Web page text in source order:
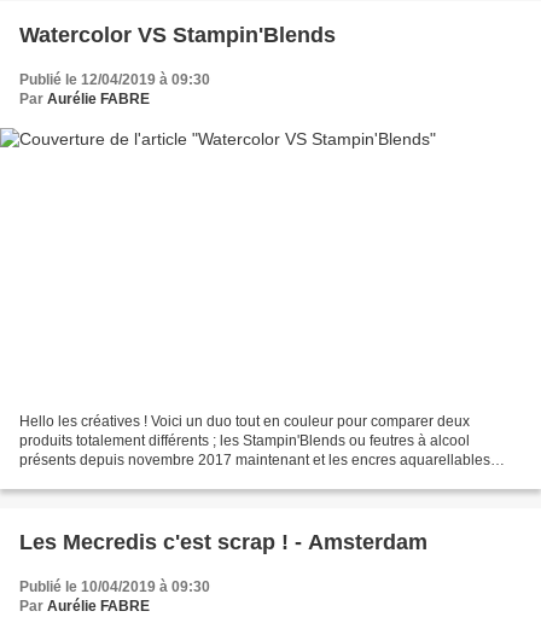
Watercolor VS Stampin'Blends
Publié le 12/04/2019 à 09:30
Par Aurélie FABRE
Hello les créatives ! Voici un duo tout en couleur pour comparer deux
produits totalement différents ; les Stampin'Blends ou feutres à alcool
présents depuis novembre 2017 maintenant et les encres aquarellables
Les Mecredis c'est scrap ! - Amsterdam
Publié le 10/04/2019 à 09:30
Par Aurélie FABRE